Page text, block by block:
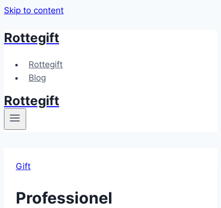
Skip to content
Rottegift
Rottegift
Blog
Rottegift
Gift
Professionel